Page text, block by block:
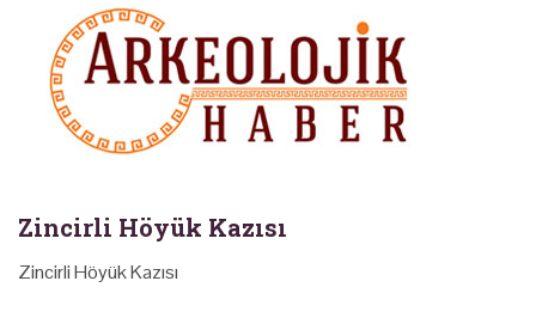
Zincirli Höyük Kazısı
Zincirli Höyük Kazısı